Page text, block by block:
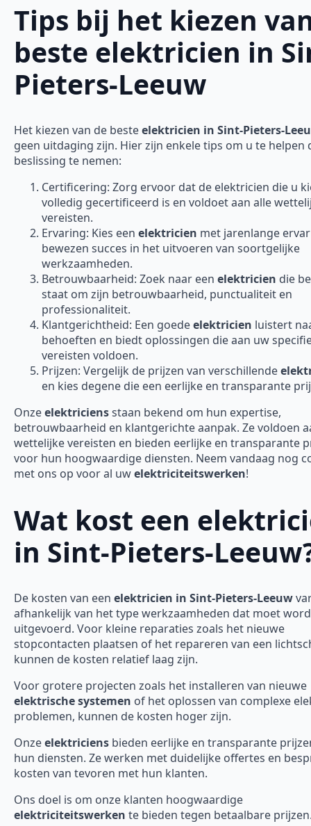
Tips bij het kiezen
beste elektricien in
Pieters-Leeuw
Het kiezen van de besteelektricien in Sint-Pieters-
geen uitdaging zijn. Hier zijn enkele tips om u te helpen
beslissing te nemen:
Certificering: Zorg ervoor dat de elektricien die u
volledig gecertificeerd is en voldoet aan alle
vereisten.
Ervaring: Kies een elektricien met jarenlange
bewezen succes in het uitvoeren van soortgelijke
werkzaamheden.
Betrouwbaarheid: Zoek naar een elektricien die
staat om zijn betrouwbaarheid, punctualiteit en
professionaliteit.
Klantgerichtheid: Een goedeelektricien luistert
behoeften en biedt oplossingen die aan uw
vereisten voldoen.
Prijzen: Vergelijk de prijzen van verschillende
en kies degene die een eerlijke en transparante
Onzeelektriciensstaan bekend om hun expertise,
betrouwbaarheid en klantgerichte aanpak. Ze voldoen
wettelijke vereisten en bieden eerlijke en transparante
voor hun hoogwaardige diensten. Neem vandaag nog
met ons op voor al uwelektriciteitswerken!
Wat kost een
in Sint-Pieters-
De kosten van een elektricien in Sint-Pieters-Leeuw
afhankelijk van het type werkzaamheden dat moet
uitgevoerd. Voor kleine reparaties zoals het nieuwe
stopcontacten plaatsen of het repareren van een
kunnen de kosten relatief laag zijn.
Voor grotere projecten zoals het installeren van nieuwe
elektrische systemen of het oplossen van complexe
problemen, kunnen de kosten hoger zijn.
Onzeelektriciens bieden eerlijke en transparante
hun diensten. Ze werken met duidelijke offertes en
kosten van tevoren met hun klanten.
Ons doel is om onze klanten hoogwaardige
elektriciteitswerken te bieden tegen betaalbare